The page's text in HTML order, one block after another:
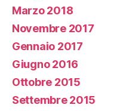
Marzo 2018
Novembre 2017
Gennaio 2017
Giugno 2016
Ottobre 2015
Settembre 2015